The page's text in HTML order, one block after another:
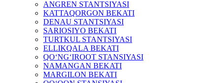
ANGREN STANTSIYASI
KATTAQORGON BEKATI
DENAU STANTSIYASI
SARIOSIYO BEKATI
TURTKUL STANTSIYASI
ELLIKQALA BEKATI
QO‘NG‘IROOT STANSIYASI
NAMANGAN BEKATI
MARGILON BEKATI